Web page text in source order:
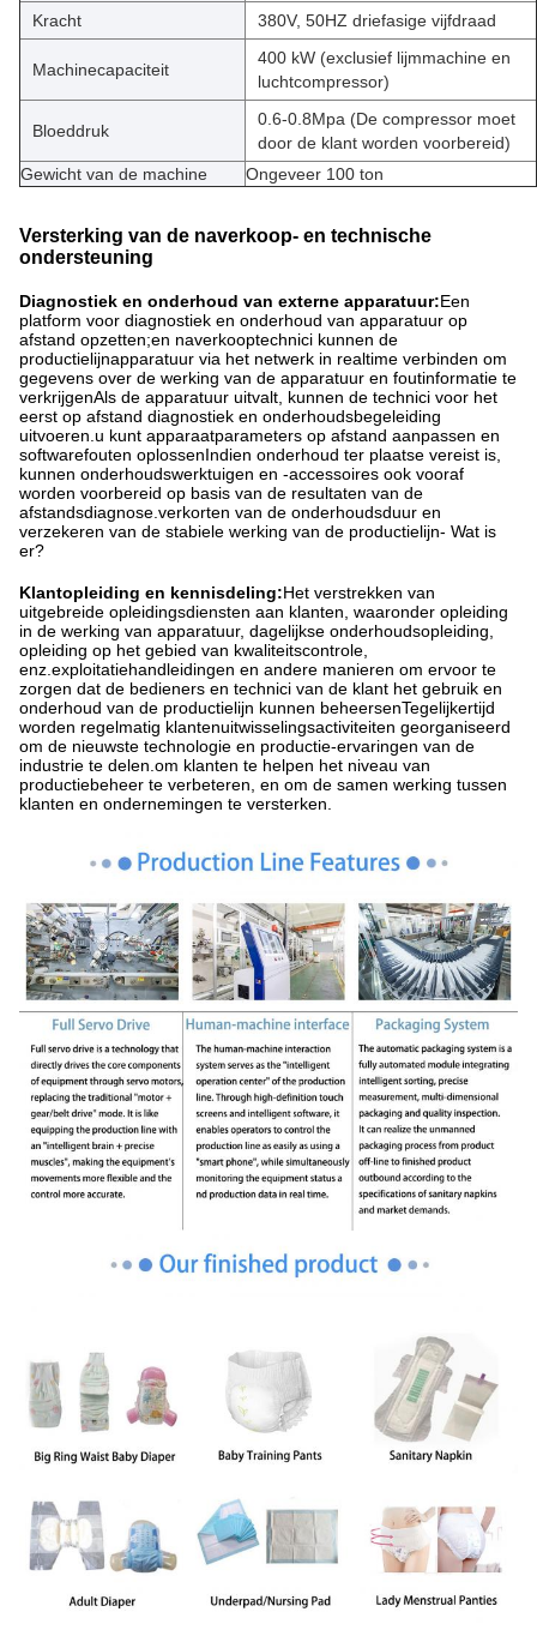
Kracht
380V, 50HZ driefasige vijfdraad
Machinecapaciteit
400 kW (exclusief lijmmachine en
luchtcompressor)
Bloeddruk
0.6-0.8Mpa (De compressor moet
door de klant worden voorbereid)
Gewicht van de machine
Ongeveer 100 ton
Versterking van de naverkoop- en technische
ondersteuning
Diagnostiek en onderhoud van externe apparatuur:Een
platform voor diagnostiek en onderhoud van apparatuur op
afstand opzetten;en naverkooptechnici kunnen de
productielijnapparatuur via het netwerk in realtime verbinden om
gegevens over de werking van de apparatuur en foutinformatie te
verkrijgenAls de apparatuur uitvalt, kunnen de technici voor het
eerst op afstand diagnostiek en onderhoudsbegeleiding
uitvoeren.u kunt apparaatparameters op afstand aanpassen en
softwarefouten oplossenIndien onderhoud ter plaatse vereist is,
kunnen onderhoudswerktuigen en -accessoires ook vooraf
worden voorbereid op basis van de resultaten van de
afstandsdiagnose.verkorten van de onderhoudsduur en
verzekeren van de stabiele werking van de productielijn- Wat is
er?
Klantopleiding en kennisdeling:Het verstrekken van
uitgebreide opleidingsdiensten aan klanten, waaronder opleiding
in de werking van apparatuur, dagelijkse onderhoudsopleiding,
opleiding op het gebied van kwaliteitscontrole,
enz.exploitatiehandleidingen en andere manieren om ervoor te
zorgen dat de bedieners en technici van de klant het gebruik en
onderhoud van de productielijn kunnen beheersenTegelijkertijd
worden regelmatig klantenuitwisselingsactiviteiten georganiseerd
om de nieuwste technologie en productie-ervaringen van de
industrie te delen.om klanten te helpen het niveau van
productiebeheer te verbeteren, en om de samen werking tussen
klanten en ondernemingen te versterken.